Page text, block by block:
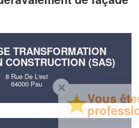
TRANSFORMATION
CONSTRUCTION (SAS)
8 Rue De L'est
64000 Pau
Vous êtes un
professionnel ?